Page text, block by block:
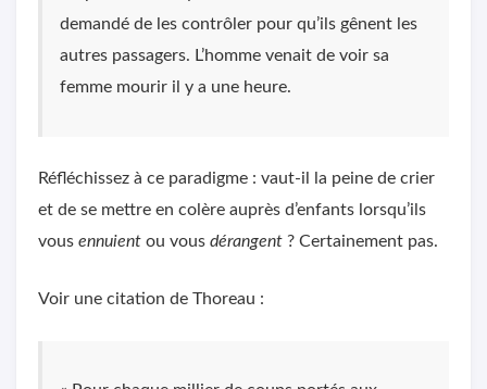
demandé de les contrôler pour qu’ils gênent les
autres passagers. L’homme venait de voir sa
femme mourir il y a une heure.
Réfléchissez à ce paradigme : vaut-il la peine de crier
et de se mettre en colère auprès d’enfants lorsqu’ils
vous ennuient ou vous dérangent ? Certainement pas.
Voir une citation de Thoreau :